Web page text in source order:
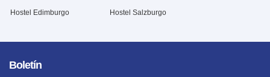
Hostel Edimburgo
Hostel Salzburgo
Boletín